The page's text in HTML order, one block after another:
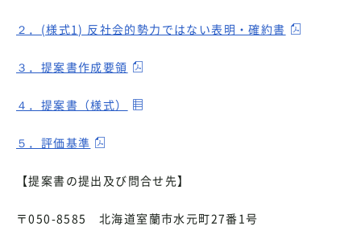
２．(様式1) 反社会的勢力ではない表明・確約書
３．提案書作成要領
４．提案書（様式）
５．評価基準
【提案書の提出及び問合せ先】
〒050-8585 北海道室蘭市水元町27番1号